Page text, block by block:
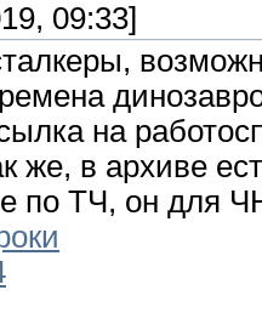
09:33]
на
же, в архиве
по ТЧ, он для